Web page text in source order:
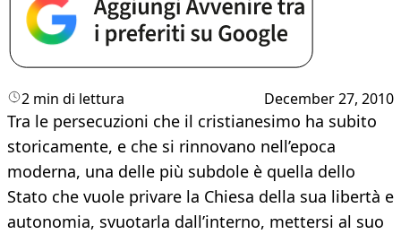
2 min di lettura December 27, 2010
Tra le persecuzioni che il cristianesi­mo ha subito
storicamente, e che si rinnovano nell’epoca
moderna, una del­le più subdole è quella dello
Stato che vuole privare la Chiesa della sua libertà e
autonomia, svuotarla dall’interno, met­tersi al suo